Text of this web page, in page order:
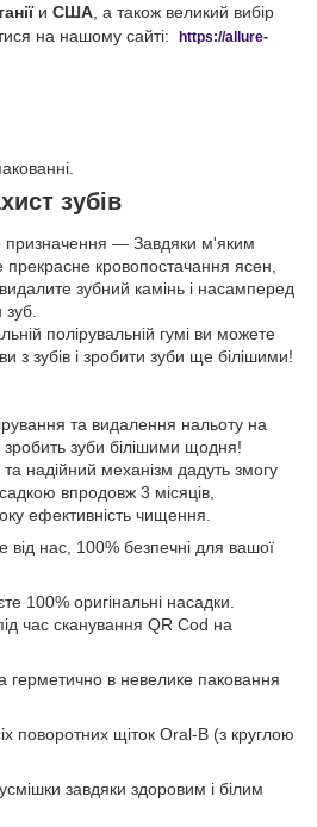
и США , а також великий вибір
на нашому сайті: https://allure-
зубів
призначення — Завдяки м'яким
прекрасне кровопостачання ясен,
зубний камінь і насамперед
зуб.
полірувальній гумі ви можете
з зубів і зробити зуби ще білішими!
та видалення нальоту на
зробить зуби білішими щодня!
надійний механізм дадуть змогу
впродовж 3 місяців,
ефективність чищення.
від нас, 100% безпечні для вашої
100% оригінальні насадки.
час сканування QR Cod на
герметично в невелике паковання
поворотних щіток Oral-B (з круглою
завдяки здоровим і білим